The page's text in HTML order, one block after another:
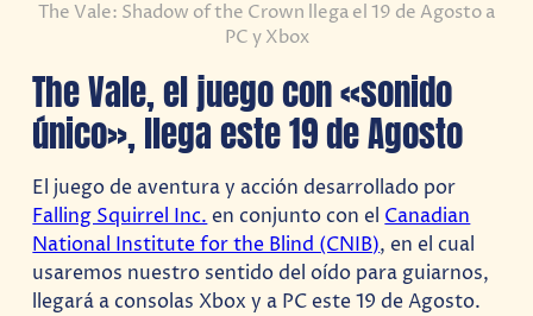
The Vale: Shadow of the Crown llega el 19 de Agosto a
PC y Xbox
The Vale, el juego con «sonido
único», llega este 19 de Agosto
El juego de aventura y acción desarrollado por
Falling Squirrel Inc. en conjunto con el Canadian
National Institute for the Blind (CNIB), en el cual
usaremos nuestro sentido del oído para guiarnos,
llegará a consolas Xbox y a PC este 19 de Agosto.